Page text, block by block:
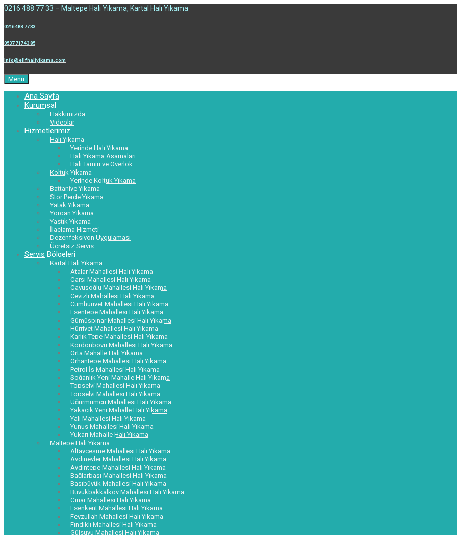
0216 488 77 33 – Maltepe Halı Yıkama, Kartal Halı Yıkama
0216 488 77 33
0537 717 43 85
info@elifhaliyikama.com
Menü
Ana Sayfa
Kurumsal
Hakkımızda
Videolar
Hizmetlerimiz
Halı Yıkama
Yerinde Halı Yıkama
Halı Yıkama Aşamaları
Halı Tamiri ve Overlok
Koltuk Yıkama
Yerinde Koltuk Yıkama
Battaniye Yıkama
Stor Perde Yıkama
Yatak Yıkama
Yorgan Yıkama
Yastık Yıkama
İlaçlama Hizmeti
Dezenfeksiyon Uygulaması
Ücretsiz Servis
Servis Bölgeleri
Kartal Halı Yıkama
Atalar Mahallesi Halı Yıkama
Çarşı Mahallesi Halı Yıkama
Çavuşoğlu Mahallesi Halı Yıkama
Cevizli Mahallesi Halı Yıkama
Cumhuriyet Mahallesi Halı Yıkama
Esentepe Mahallesi Halı Yıkama
Gümüşpınar Mahallesi Halı Yıkama
Hürriyet Mahallesi Halı Yıkama
Karlık Tepe Mahallesi Halı Yıkama
Kordonboyu Mahallesi Halı Yıkama
Orta Mahalle Halı Yıkama
Orhantepe Mahallesi Halı Yıkama
Petrol İş Mahallesi Halı Yıkama
Soğanlık Yeni Mahalle Halı Yıkama
Topselvi Mahallesi Halı Yıkama
Topselvi Mahallesi Halı Yıkama
Uğurmumcu Mahallesi Halı Yıkama
Yakacık Yeni Mahalle Halı Yıkama
Yalı Mahallesi Halı Yıkama
Yunus Mahallesi Halı Yıkama
Yukarı Mahalle Halı Yıkama
Maltepe Halı Yıkama
Altayçeşme Mahallesi Halı Yıkama
Aydınevler Mahallesi Halı Yıkama
Aydıntepe Mahallesi Halı Yıkama
Bağlarbaşı Mahallesi Halı Yıkama
Başıbüyük Mahallesi Halı Yıkama
Büyükbakkalköy Mahallesi Halı Yıkama
Çınar Mahallesi Halı Yıkama
Esenkent Mahallesi Halı Yıkama
Feyzullah Mahallesi Halı Yıkama
Fındıklı Mahallesi Halı Yıkama
Gülsuyu Mahallesi Halı Yıkama